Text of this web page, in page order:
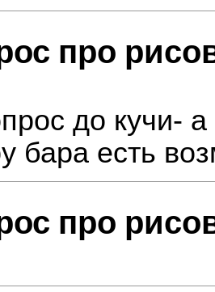
про
до кучи- а
бара есть
про